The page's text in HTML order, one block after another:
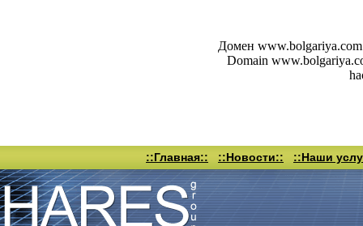
Домен www.bolgariya.com
Domain
::Главная:: ::Новости:: ::Наши